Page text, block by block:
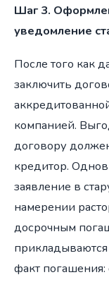
Шаг 3.
уведомление
После того как
заключить
компанией.
договору
кредитор.
заявление в
намерении
досрочным
факт погашения: